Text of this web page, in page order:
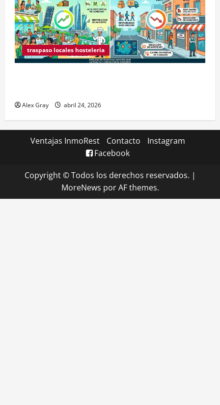
traspaso locales hosteleria
Alex Gray abril 24, 2026
Ventajas InmoRest Contacto
Instagram
Facebook
Copyright © Todos los derechos reservados. |
MoreNews por AF themes.